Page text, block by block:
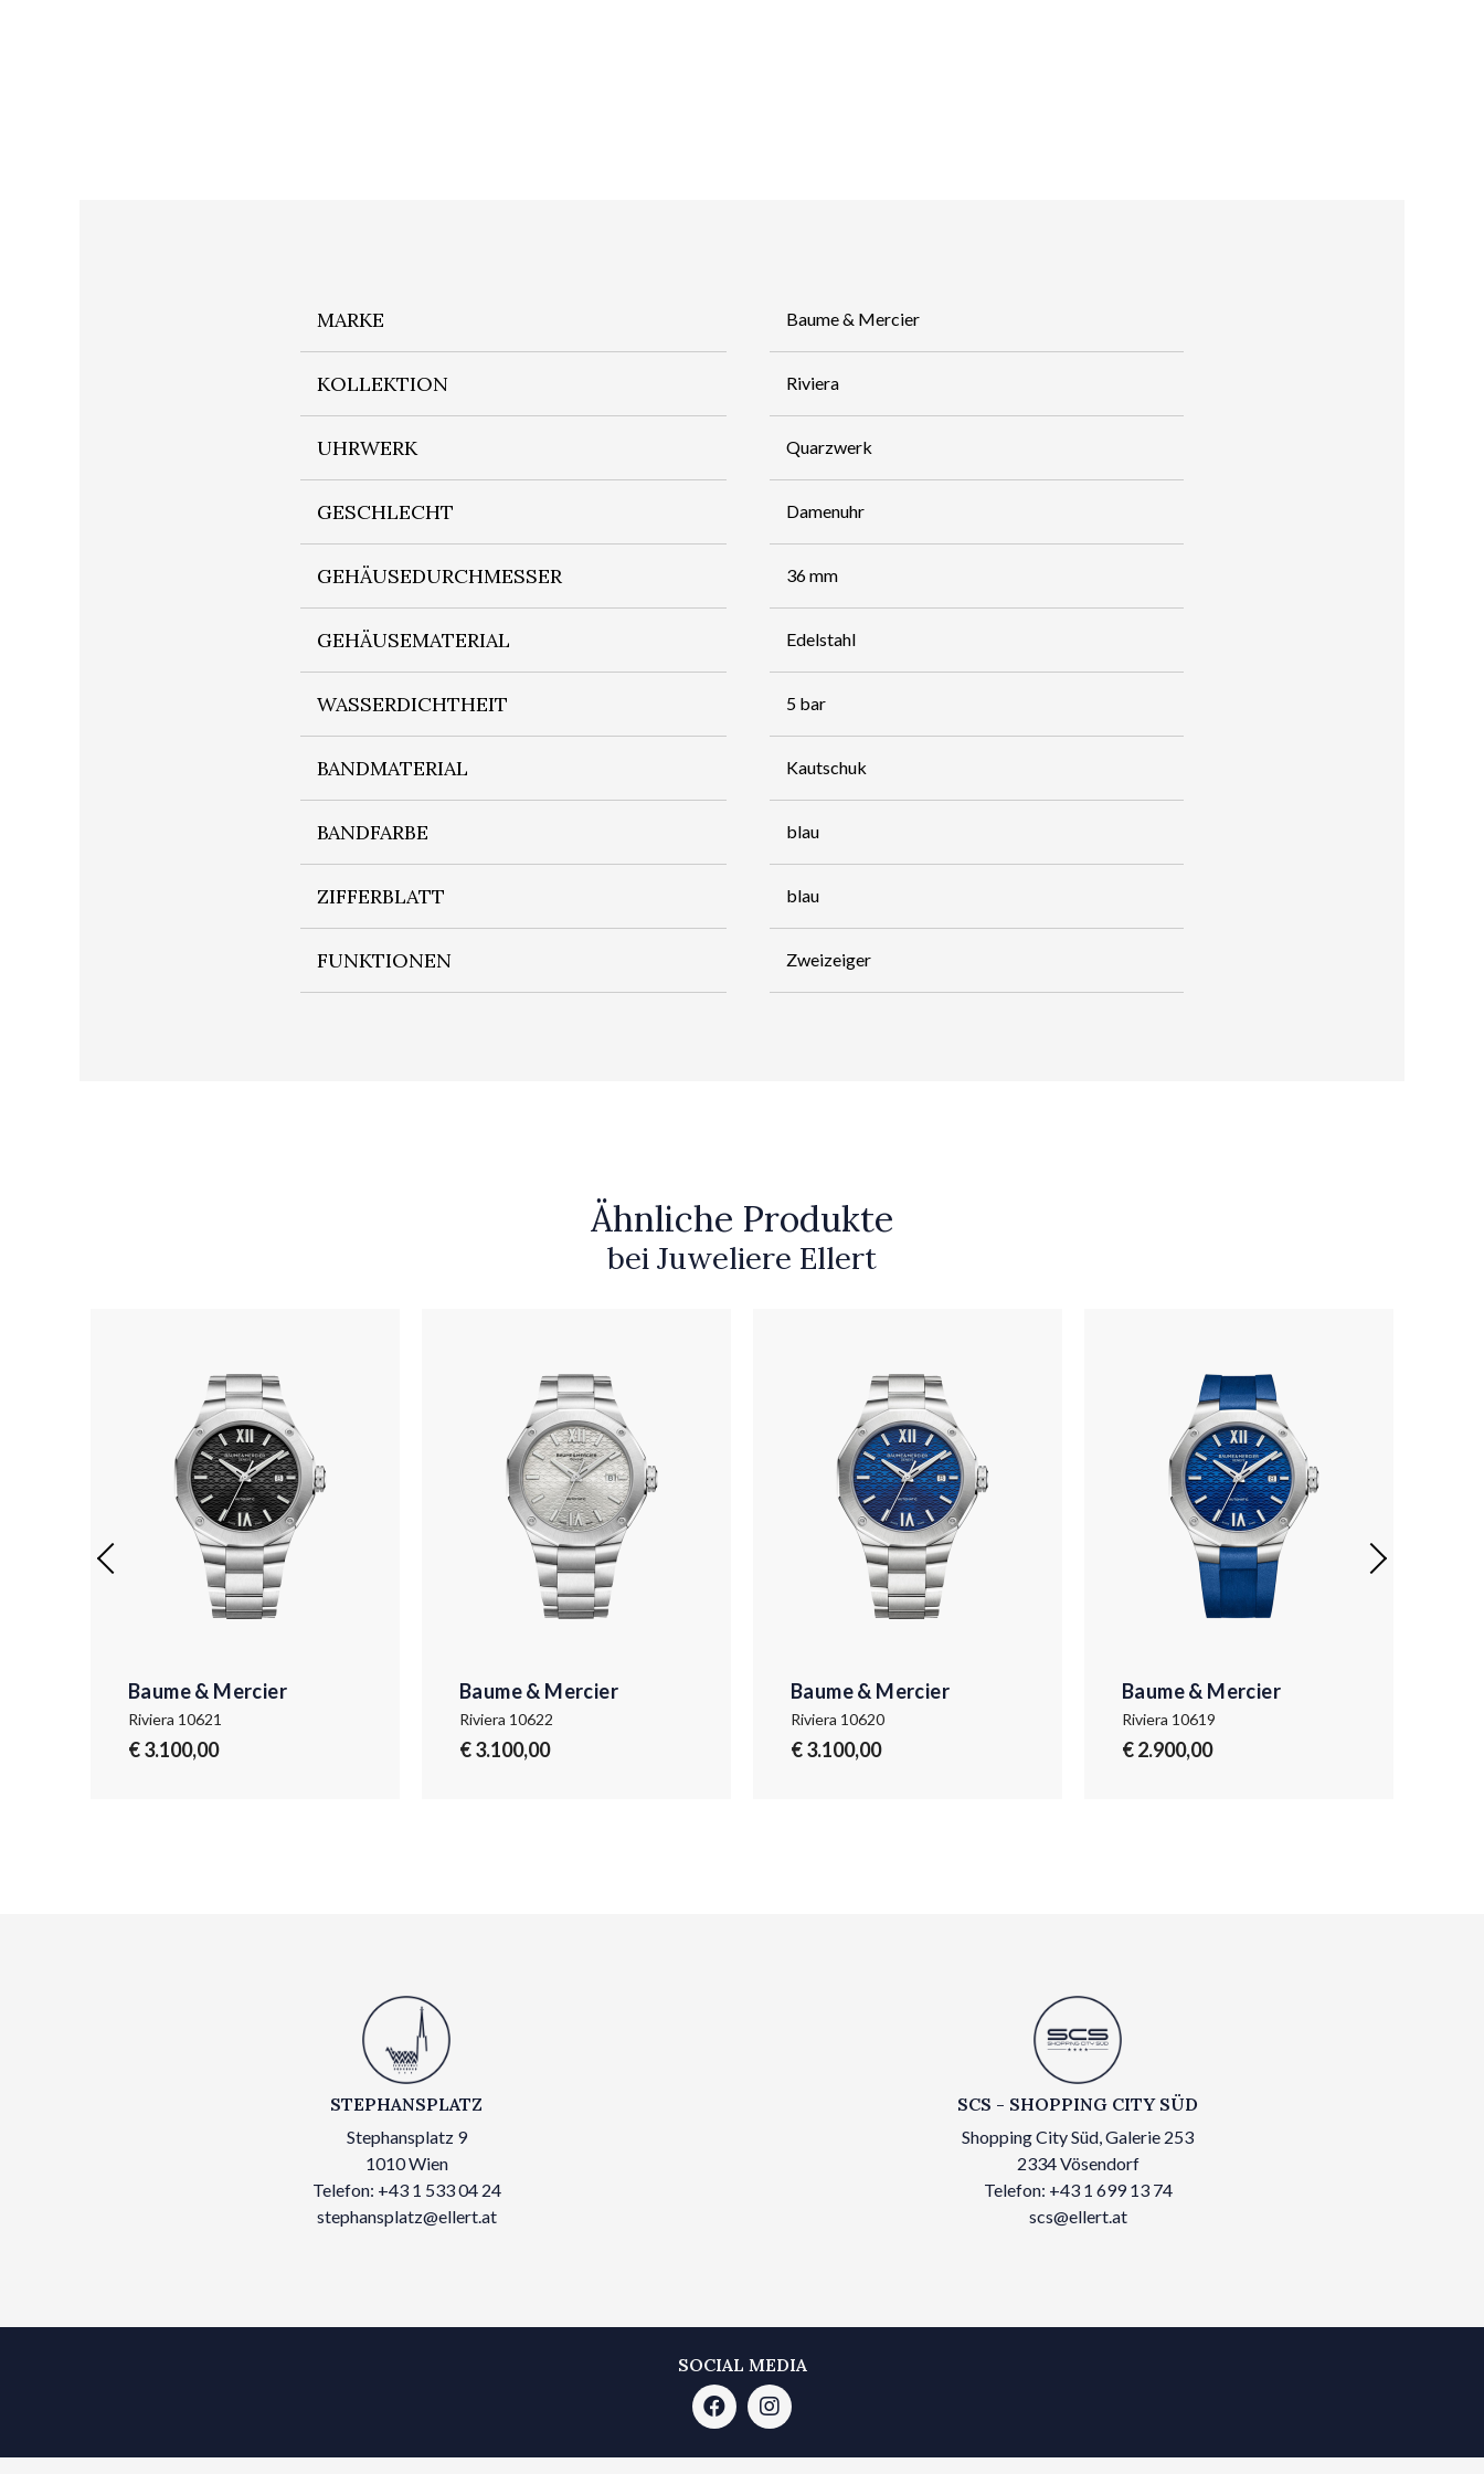
MARKE Baume & Mercier
KOLLEKTION Riviera
UHRWERK Quarzwerk
GESCHLECHT Damenuhr
GEHÄUSEDURCHMESSER 36 mm
GEHÄUSEMATERIAL Edelstahl
WASSERDICHTHEIT 5 bar
BANDMATERIAL Kautschuk
BANDFARBE blau
ZIFFERBLATT blau
FUNKTIONEN Zweizeiger
Ähnliche Produkte
bei Juweliere Ellert
Baume & Mercier
Riviera 10621
€ 3.100,00
Baume & Mercier
Riviera 10622
€ 3.100,00
Baume & Mercier
Riviera 10620
€ 3.100,00
Baume & Mercier
Riviera 10619
€ 2.900,00
STEPHANSPLATZ
Stephansplatz 9
1010 Wien
Telefon: +43 1 533 04 24
stephansplatz@ellert.at
SCS - SHOPPING CITY SÜD
Shopping City Süd, Galerie 253
2334 Vösendorf
Telefon: +43 1 699 13 74
scs@ellert.at
SOCIAL MEDIA